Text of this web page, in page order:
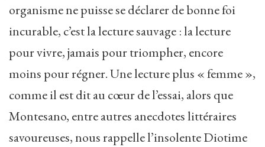
organisme ne puisse se déclarer de bonne foi
incurable, c’est la lecture sauvage : la lecture
pour vivre, jamais pour triompher, encore
moins pour régner. Une lecture plus « femme »,
comme il est dit au cœur de l’essai, alors que
Montesano, entre autres anecdotes littéraires
savoureuses, nous rappelle l’insolente Diotime